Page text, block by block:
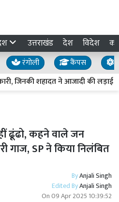
उत्तराखंड देश विदेश
रंगोली कैंपस
जिनकी शहादत ने आजादी की लड़ाई
ढूंढो, कहने वाले जन
गाज, SP ने किया निलंबित
ByAnjali Singh
Edited ByAnjali Singh
On09 Apr 2025 10:39:52